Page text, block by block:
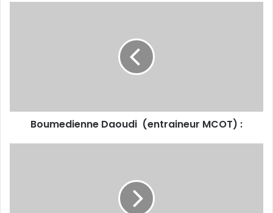
Boumedienne Daoudi (entraineur MCOT) :